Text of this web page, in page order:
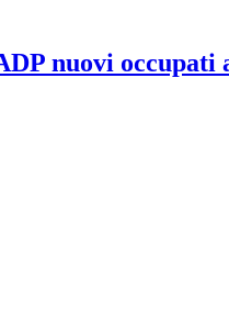
nuovi occupati